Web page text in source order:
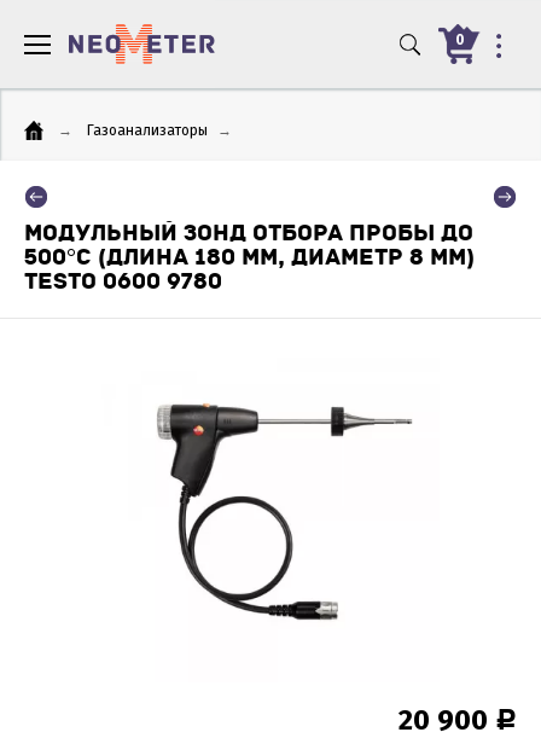
0
→ Газоанализаторы →
МОДУЛЬНЫЙ ЗОНД ОТБОРА ПРОБЫ ДО
500°С (ДЛИНА 180 ММ, ДИАМЕТР 8 ММ)
TESTO 0600 9780
20 900 Р